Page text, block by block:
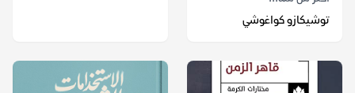
توشيكازو كواغوشي